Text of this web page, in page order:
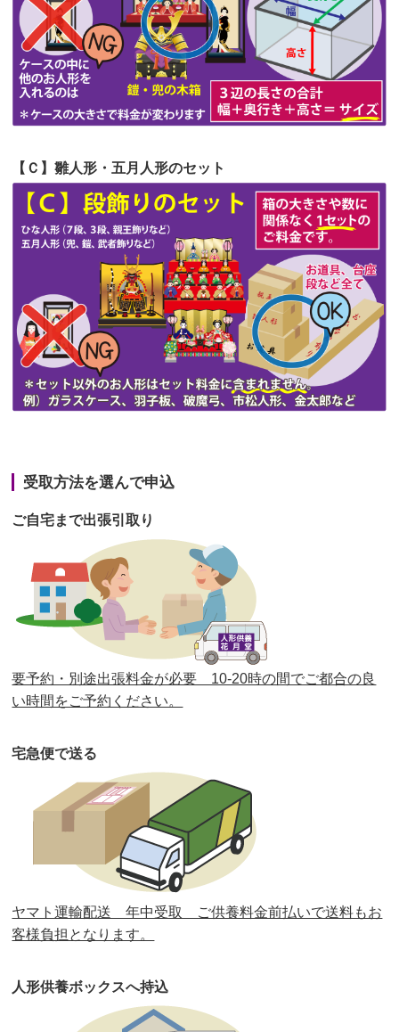
第53回人形供養祭令和4年7月1日(金)
第52回人形供養祭令和4年5月17日(火)
第51回人形供養祭令和4年4月18日(月)
第50回人形供養祭令和4年3月15日(火)
第49回人形供養祭令和4年1月17日(月)
第48回人形供養祭令和3年12月3日(金)
第47回人形供養祭 令和3年10月11日(月)
第46回人形供養祭 令和3年9月13日(月)
第45回人形供養祭令和3年7月12日(月)
第44回人形供養祭令和3年6月3日(木)
第43回人形供養祭令和3年4月23日(金)
第39回人形供養祭令和2年10月22日(木)
第38回人形供養祭 令和2年8月26日(水)
第37回人形供養祭 令和2年6月8日(月)
第36回人形供養祭 令和2年4月16日(木)
第35回人形供養祭令和2年2月13日(木)
第33回人形供養祭
第32回人形供養祭 令和元年6月12日(水)
第31回人形供養祭 平成31年3月13日(水)
第30回人形供養祭平成30年11月28日(水)
第29回人形供養祭平成30年5月23日(水)
第27回人形供養祭平成29年6月14日(水)
第26回人形供養祭平成28年12月15日(木)
【Ｃ】雛人形・五月人形のセット
受取方法を選んで申込
ご自宅まで出張引取り
要予約・別途出張料金が必要 10-20時の間でご都合の良
い時間をご予約ください。
宅急便で送る
ヤマト運輸配送 年中受取 ご供養料金前払いで送料もお
客様負担となります。
人形供養ボックスへ持込